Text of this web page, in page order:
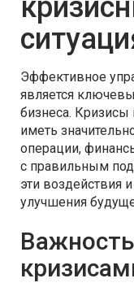
Эффективное
является
бизнеса. Кризисы
иметь
операции,
с правильным
эти воздействия
улучшения